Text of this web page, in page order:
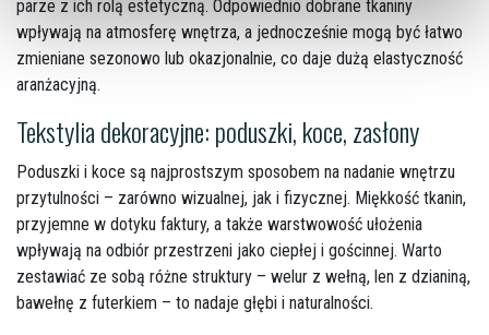
parze z ich rolą estetyczną. Odpowiednio dobrane tkaniny
wpływają na atmosferę wnętrza, a jednocześnie mogą być łatwo
zmieniane sezonowo lub okazjonalnie, co daje dużą elastyczność
aranżacyjną.
Tekstylia dekoracyjne: poduszki, koce, zasłony
Poduszki i koce są najprostszym sposobem na nadanie wnętrzu
przytulności – zarówno wizualnej, jak i fizycznej. Miękkość tkanin,
przyjemne w dotyku faktury, a także warstwowość ułożenia
wpływają na odbiór przestrzeni jako ciepłej i gościnnej. Warto
zestawiać ze sobą różne struktury – welur z wełną, len z dzianiną,
bawełnę z futerkiem – to nadaje głębi i naturalności.